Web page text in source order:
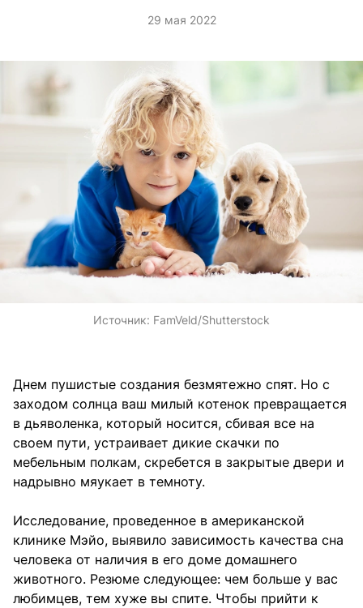
29 мая 2022
Источник: FamVeld/Shutterstock
Днем пушистые создания безмятежно спят. Но с
заходом солнца ваш милый котенок превращается
в дьяволенка, который носится, сбивая все на
своем пути, устраивает дикие скачки по
мебельным полкам, скребется в закрытые двери и
надрывно мяукает в темноту.
Исследование, проведенное в американской
клинике Мэйо, выявило зависимость качества сна
человека от наличия в его доме домашнего
животного. Резюме следующее: чем больше у вас
любимцев, тем хуже вы спите. Чтобы прийти к